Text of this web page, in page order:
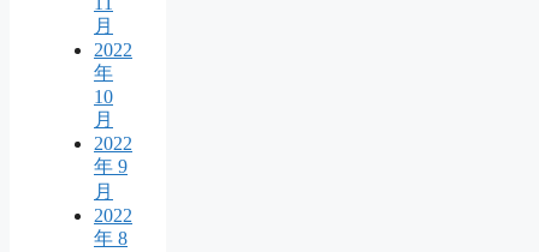
月
2022
年
10
月
2022
年 9
月
2022
年 8